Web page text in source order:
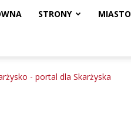
STRONY MIASTO